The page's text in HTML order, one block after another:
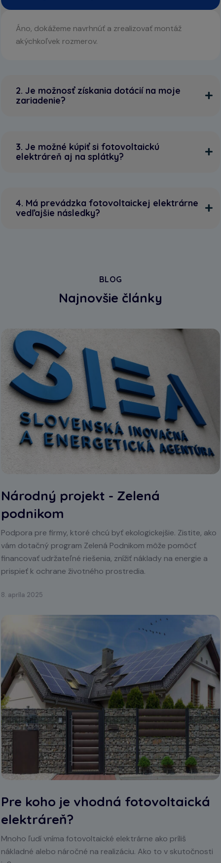
Áno, dokážeme navrhnúť a zrealizovať montáž
akýchkoľvek rozmerov.
2. Je možnosť získania dotácií na moje
zariadenie?
3. Je možné kúpiť si fotovoltaickú
elektráreň aj na splátky?
4. Má prevádzka fotovoltaickej elektrárne
vedľajšie následky?
BLOG
Najnovšie články
Národný projekt - Zelená
podnikom
Podpora pre firmy, ktoré chcú byť ekologickejšie. Zistite, ako
vám dotačný program Zelená Podnikom môže pomôcť
financovať udržateľné riešenia, znížiť náklady na energie a
prispieť k ochrane životného prostredia.
8. apríla 2025
Pre koho je vhodná fotovoltaická
elektráreň?
Mnoho ľudí vníma fotovoltaické elektrárne ako príliš
nákladné alebo náročné na realizáciu. Ako to v skutočnosti